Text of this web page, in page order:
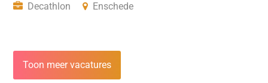
Decathlon
Enschede
Toon meer vacatures